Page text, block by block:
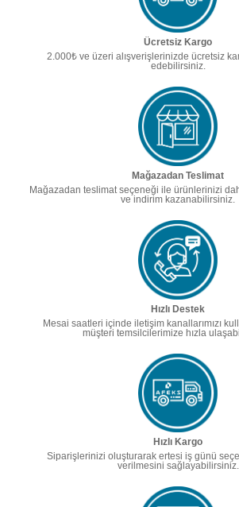
Ücretsiz Kargo
2.000₺ ve üzeri alışverişlerinizde ücretsiz
edebilirsiniz.
Mağazadan Teslimat
Mağazadan teslimat seçeneği ile ürünlerinizi
ve indirim kazanabilirsiniz.
Hızlı Destek
Mesai saatleri içinde iletişim kanallarımızı
müşteri temsilcilerimize hızla
Hızlı Kargo
Siparişlerinizi oluşturarak ertesi iş günü
verilmesini sağlayabilirsiniz.